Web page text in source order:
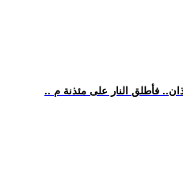
فأطلق النار على مئذنة م